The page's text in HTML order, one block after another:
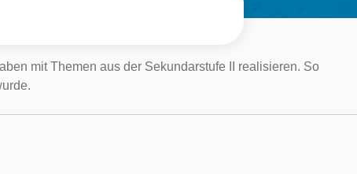
mit Themen aus der Sekundarstufe II realisieren. So